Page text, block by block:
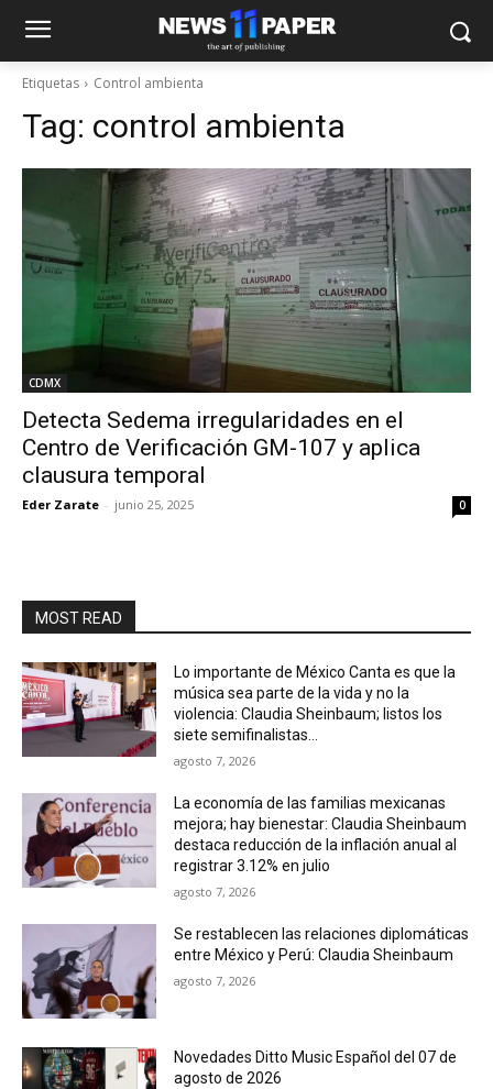
Etiquetas Control ambienta
Tag: control ambienta
CDMX
Detecta Sedema irregularidades en el
Centro de Verificación GM-107 y aplica
clausura temporal
Eder Zarate - junio 25, 2025 0
MOST READ
Lo importante de México Canta es que la
música sea parte de la vida y no la
violencia: Claudia Sheinbaum; listos los
siete semifinalistas...
agosto 7, 2026
La economía de las familias mexicanas
mejora; hay bienestar: Claudia Sheinbaum
destaca reducción de la inflación anual al
registrar 3.12% en julio
agosto 7, 2026
Se restablecen las relaciones diplomáticas
entre México y Perú: Claudia Sheinbaum
agosto 7, 2026
Novedades Ditto Music Español del 07 de
agosto de 2026